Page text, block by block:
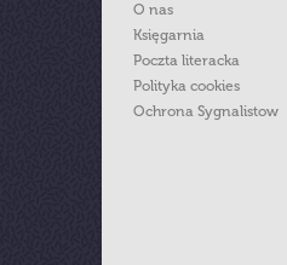
O nas
Księgarnia
Poczta literacka
Polityka cookies
Ochrona Sygnalistow